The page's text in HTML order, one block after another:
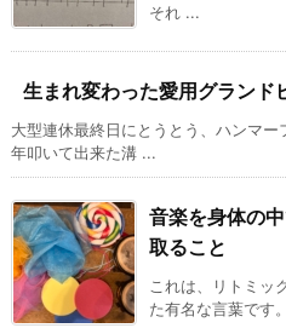
それ ...
生まれ変わった愛用グランド
大型連休最終日にとうとう、ハンマ
年叩いて出来た溝 ...
音楽を身体の
取ること
これは、リトミッ
た有名な言葉です